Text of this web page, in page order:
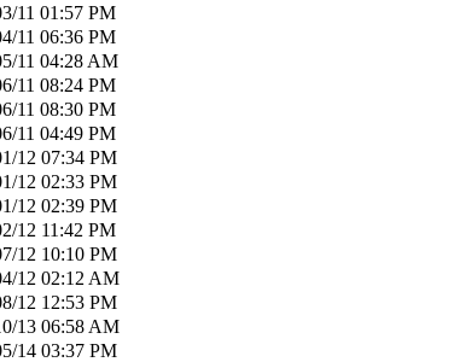
11 01:57 PM
11 06:36 PM
11 04:28 AM
11 08:24 PM
11 08:30 PM
11 04:49 PM
12 07:34 PM
12 02:33 PM
12 02:39 PM
12 11:42 PM
12 10:10 PM
12 02:12 AM
12 12:53 PM
13 06:58 AM
14 03:37 PM